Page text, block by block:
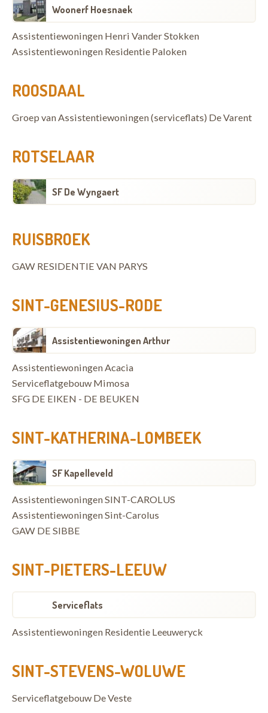
Woonerf Hoesnaek
Assistentiewoningen Henri Vander Stokken
Assistentiewoningen Residentie Paloken
ROOSDAAL
Groep van Assistentiewoningen (serviceflats) De Varent
ROTSELAAR
SF De Wyngaert
RUISBROEK
GAW RESIDENTIE VAN PARYS
SINT-GENESIUS-RODE
Assistentiewoningen Arthur
Assistentiewoningen Acacia
Serviceflatgebouw Mimosa
SFG DE EIKEN - DE BEUKEN
SINT-KATHERINA-LOMBEEK
SF Kapelleveld
Assistentiewoningen SINT-CAROLUS
Assistentiewoningen Sint-Carolus
GAW DE SIBBE
SINT-PIETERS-LEEUW
Serviceflats
Assistentiewoningen Residentie Leeuweryck
SINT-STEVENS-WOLUWE
Serviceflatgebouw De Veste